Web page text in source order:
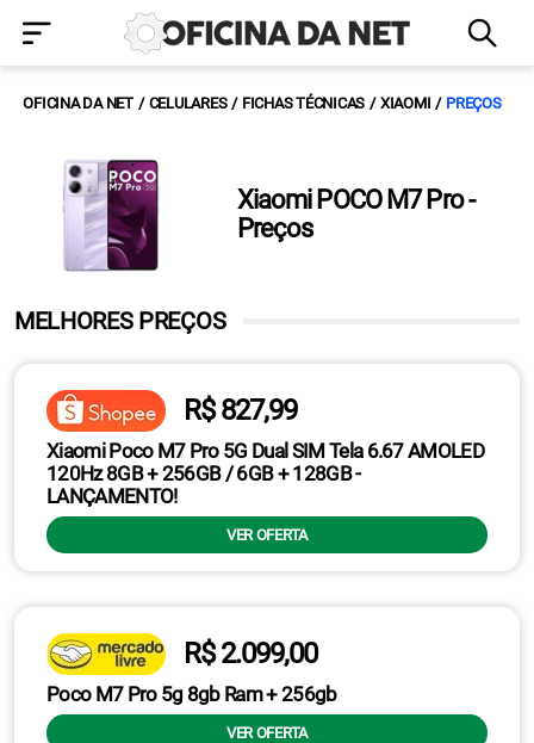
OFICINA DA NET CELULARES FICHAS TÉCNICAS XIAOMI PREÇOS
Xiaomi POCO M7 Pro -
Preços
MELHORES PREÇOS
R$ 827,99
Xiaomi Poco M7 Pro 5G Dual SIM Tela 6.67 AMOLED
120Hz 8GB + 256GB / 6GB + 128GB -
LANÇAMENTO!
VER OFERTA
R$ 2.099,00
Poco M7 Pro 5g 8gb Ram + 256gb
VER OFERTA